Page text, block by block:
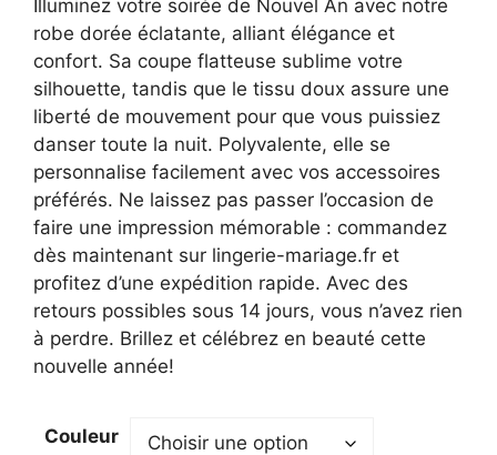
était :
38,80 €.
est :
34,80 €.
Illuminez votre soirée de Nouvel An avec notre
robe dorée éclatante, alliant élégance et
confort. Sa coupe flatteuse sublime votre
silhouette, tandis que le tissu doux assure une
liberté de mouvement pour que vous puissiez
danser toute la nuit. Polyvalente, elle se
personnalise facilement avec vos accessoires
préférés. Ne laissez pas passer l’occasion de
faire une impression mémorable : commandez
dès maintenant sur lingerie-mariage.fr et
profitez d’une expédition rapide. Avec des
retours possibles sous 14 jours, vous n’avez rien
à perdre. Brillez et célébrez en beauté cette
nouvelle année!
Couleur